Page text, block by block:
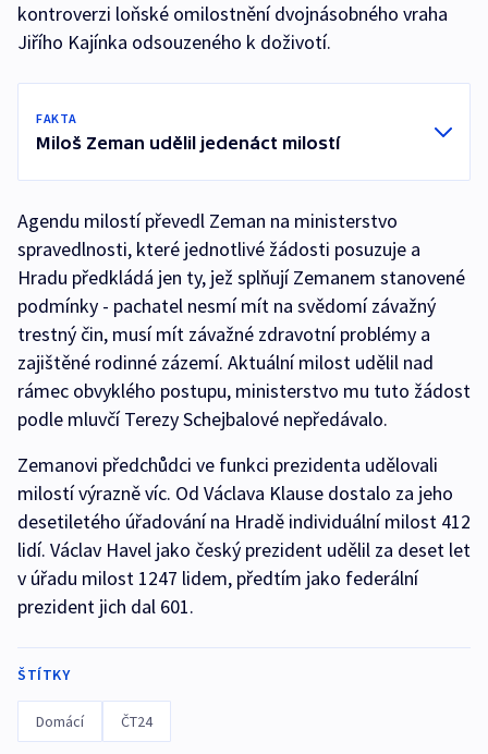
kontroverzi loňské omilostnění dvojnásobného vraha
Jiřího Kajínka odsouzeného k doživotí.
FAKTA
Miloš Zeman udělil jedenáct milostí
Agendu milostí převedl Zeman na ministerstvo
spravedlnosti, které jednotlivé žádosti posuzuje a
Hradu předkládá jen ty, jež splňují Zemanem stanovené
podmínky - pachatel nesmí mít na svědomí závažný
trestný čin, musí mít závažné zdravotní problémy a
zajištěné rodinné zázemí. Aktuální milost udělil nad
rámec obvyklého postupu, ministerstvo mu tuto žádost
podle mluvčí Terezy Schejbalové nepředávalo.
Zemanovi předchůdci ve funkci prezidenta udělovali
milostí výrazně víc. Od Václava Klause dostalo za jeho
desetiletého úřadování na Hradě individuální milost 412
lidí. Václav Havel jako český prezident udělil za deset let
v úřadu milost 1247 lidem, předtím jako federální
prezident jich dal 601.
ŠTÍTKY
Domácí ČT24